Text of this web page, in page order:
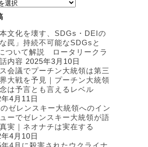
本文化を壊す、SDGs・DEIの
罠」持続不可能なSDGsと
ついて解説 ロータリークラ
内容 2025年3月10日
会議でプーチン大統領は第三
大戦を予見｜プーチン大統領
は予言とも言えるレベル
4月11日
ゼレンスキー大統領へのイン
ーでゼレンスキー大統領が語
実｜ネオナチは実在する
4月10日
4月に殺害されたウクライナ